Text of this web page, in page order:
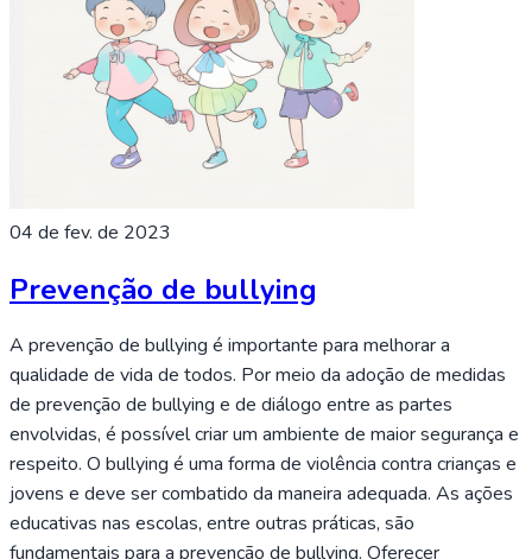
04 de fev. de 2023
Prevenção de bullying
A prevenção de bullying é importante para melhorar a
qualidade de vida de todos. Por meio da adoção de medidas
de prevenção de bullying e de diálogo entre as partes
envolvidas, é possível criar um ambiente de maior segurança e
respeito. O bullying é uma forma de violência contra crianças e
jovens e deve ser combatido da maneira adequada. As ações
educativas nas escolas, entre outras práticas, são
fundamentais para a prevenção de bullying. Oferecer